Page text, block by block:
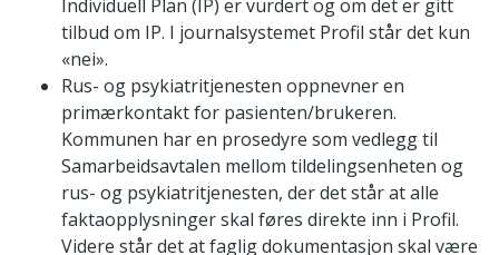
Individuell Plan (IP) er vurdert og om det er gitt
tilbud om IP. I journalsystemet Profil står det kun
«nei».
Rus- og psykiatritjenesten oppnevner en
primærkontakt for pasienten/brukeren.
Kommunen har en prosedyre som vedlegg til
Samarbeidsavtalen mellom tildelingsenheten og
rus- og psykiatritjenesten, der det står at alle
faktaopplysninger skal føres direkte inn i Profil.
Videre står det at faglig dokumentasjon skal være